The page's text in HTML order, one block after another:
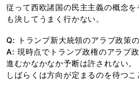
従って西欧諸国の民主主義の概念
も決してうまく行かない。
Q: トランプ新大統領のアラブ政策
A: 現時点でトランプ政権のアラブ
進むかなかなか予断は許されない。
しばらくは方向が定まるのを待つこ